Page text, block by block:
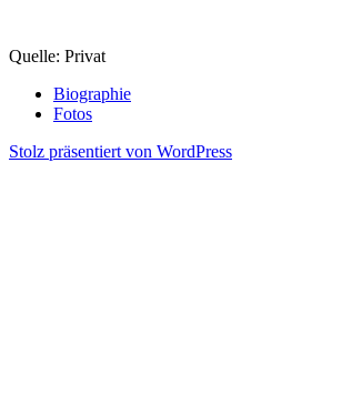
Quelle: Privat
Biographie
Fotos
Stolz präsentiert von WordPress